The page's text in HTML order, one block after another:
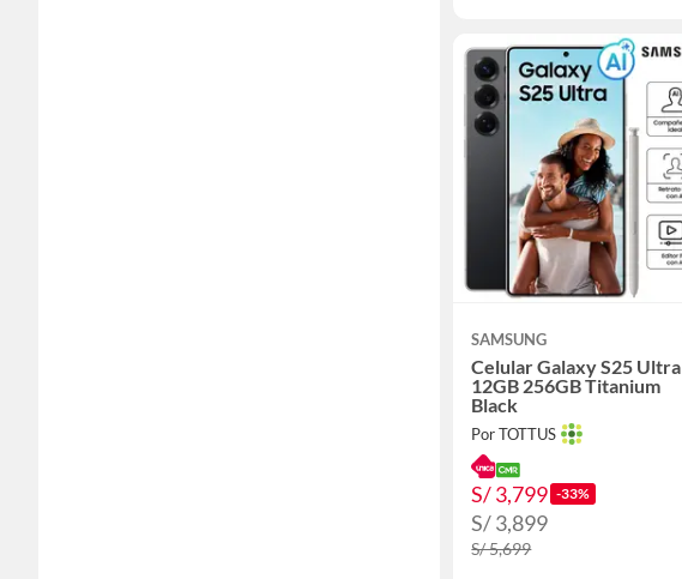
SAMSUNG
Celular Galaxy S25 Ultra
12GB 256GB Titanium
Black
Por TOTTUS
S/ 3,799 -33%
S/ 3,899
S/ 5,699